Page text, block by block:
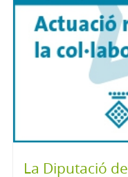
La Diputació